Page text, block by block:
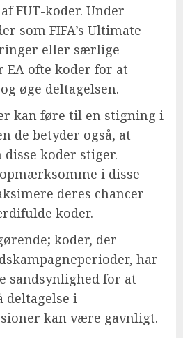
FUT-koder. Under
som FIFA’s Ultimate
eller særlige
ofte koder for at
øge deltagelsen.
kan føre til en stigning i
de betyder også, at
koder stiger.
i disse
deres chancer
koder.
koder, der
har
sandsynlighed for at
deltagelse i
kan være gavnligt.